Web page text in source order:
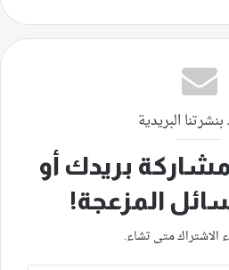
البريدية
بريدك أو
المزعجة!
الاشتراك متى تشاء.